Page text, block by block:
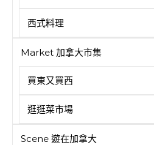
西式料理
Market 加拿大市集
買東又買西
逛逛菜市場
Scene 遊在加拿大